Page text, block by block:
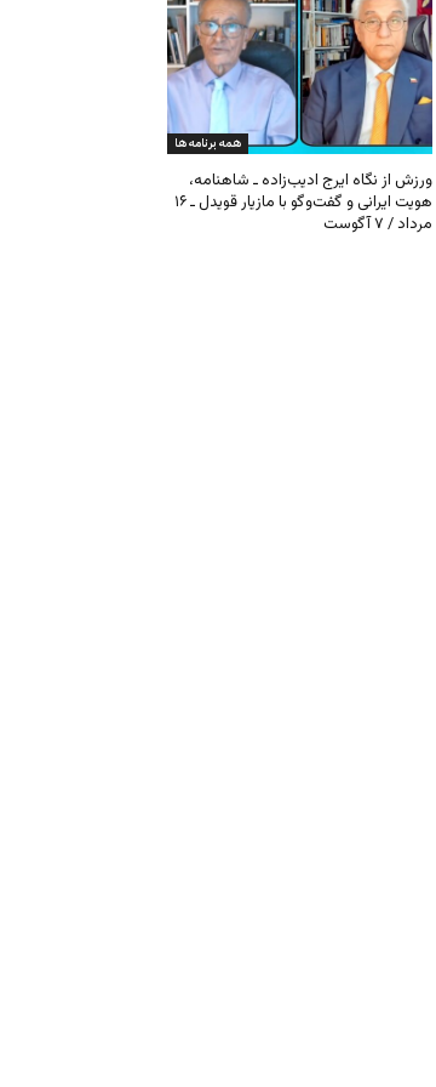
همه برنامه ها
ورزش از نگاه ایرج ادیب‌زاده ـ شاهنامه،
هویت ایرانی و گفت‌وگو با مازیار قویدل ـ ۱۶
مرداد / ۷ آگوست